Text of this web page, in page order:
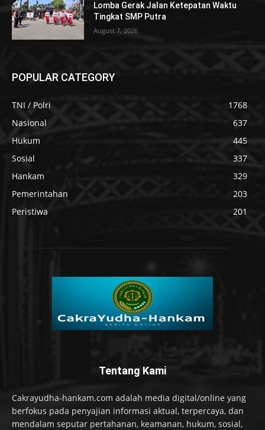
Lomba Gerak Jalan Ketepatan Waktu
Tingkat SMP Putra
August 7, 2026
POPULAR CATEGORY
TNI / Polri
1768
Nasional
637
Hukum
445
Sosial
337
Hankam
329
Pemerintahan
203
Peristiwa
201
Tentang Kami
Cakrayudha-hankam.com adalah media digital/online yang
berfokus pada penyajian informasi aktual, terpercaya, dan
mendalam seputar pertahanan, keamanan, hukum, sosial,